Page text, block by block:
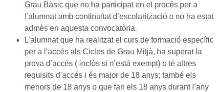
Grau Bàsic que no ha participat en el procés per a
l’alumnat amb continuïtat d’escolarització o no ha estat
admès en aquesta convocatòria.
L’alumnat que ha realitzat el curs de formació específic
per a l’accés als Cicles de Grau Mitjà, ha superat la
prova d’accés ( inclòs si n’està exempt) o té altres
requisits d’accés i és major de 18 anys; també els
menors de 18 anys o que fan els 18 anys durant l’any